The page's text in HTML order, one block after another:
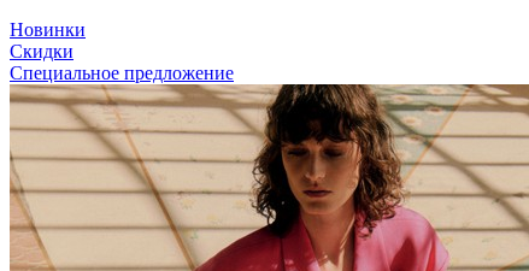
Новинки
Скидки
Специальное предложение